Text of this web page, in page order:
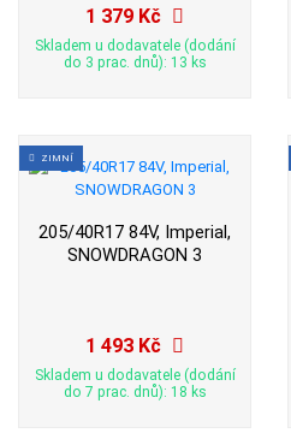
1 379 Kč
Skladem u dodavatele (dodání
do 3 prac. dnů): 13 ks
ZIMNÍ
205/40R17 84V, Imperial,
SNOWDRAGON 3
1 493 Kč
Skladem u dodavatele (dodání
do 7 prac. dnů): 18 ks